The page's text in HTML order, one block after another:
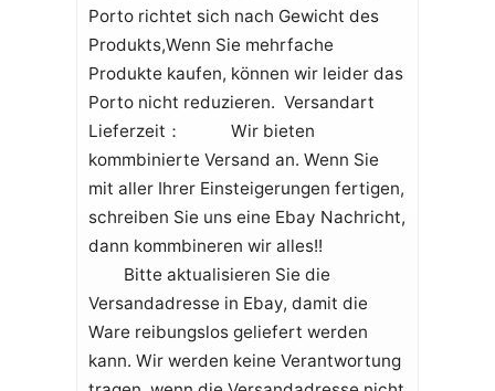
Porto richtet sich nach Gewicht des
Produkts,Wenn Sie mehrfache
Produkte kaufen, können wir leider das
Porto nicht reduzieren. Versandart
Lieferzeit： Wir bieten
kommbinierte Versand an. Wenn Sie
mit aller Ihrer Einsteigerungen fertigen,
schreiben Sie uns eine Ebay Nachricht,
dann kommbineren wir alles!!
Bitte aktualisieren Sie die
Versandadresse in Ebay, damit die
Ware reibungslos geliefert werden
kann. Wir werden keine Verantwortung